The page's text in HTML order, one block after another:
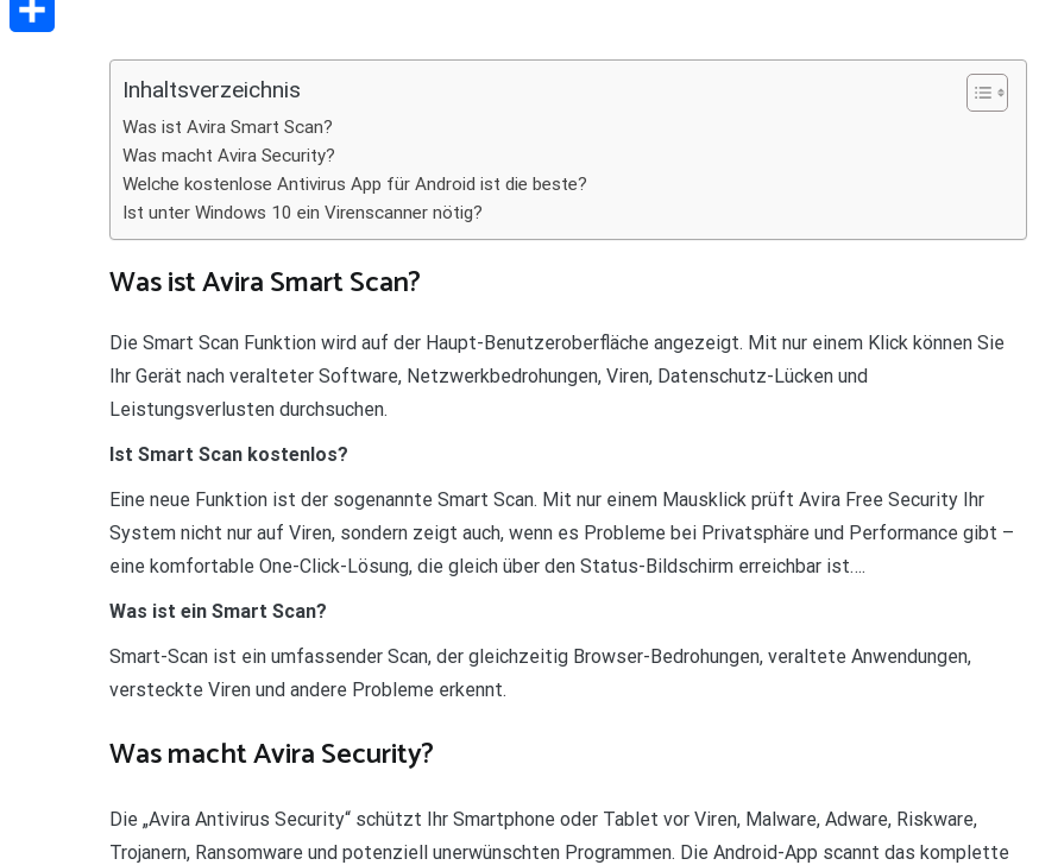
Inhaltsverzeichnis
Was ist Avira Smart Scan?
Was macht Avira Security?
Welche kostenlose Antivirus App für Android ist die beste?
Ist unter Windows 10 ein Virenscanner nötig?
Was ist Avira Smart Scan?
Die Smart Scan Funktion wird auf der Haupt-Benutzeroberfläche angezeigt. Mit nur einem Klick können Sie
Ihr Gerät nach veralteter Software, Netzwerkbedrohungen, Viren, Datenschutz-Lücken und
Leistungsverlusten durchsuchen.
Ist Smart Scan kostenlos?
Eine neue Funktion ist der sogenannte Smart Scan. Mit nur einem Mausklick prüft Avira Free Security Ihr
System nicht nur auf Viren, sondern zeigt auch, wenn es Probleme bei Privatsphäre und Performance gibt –
eine komfortable One-Click-Lösung, die gleich über den Status-Bildschirm erreichbar ist….
Was ist ein Smart Scan?
Smart-Scan ist ein umfassender Scan, der gleichzeitig Browser-Bedrohungen, veraltete Anwendungen,
versteckte Viren und andere Probleme erkennt.
Was macht Avira Security?
Die „Avira Antivirus Security“ schützt Ihr Smartphone oder Tablet vor Viren, Malware, Adware, Riskware,
Trojanern, Ransomware und potenziell unerwünschten Programmen. Die Android-App scannt das komplette